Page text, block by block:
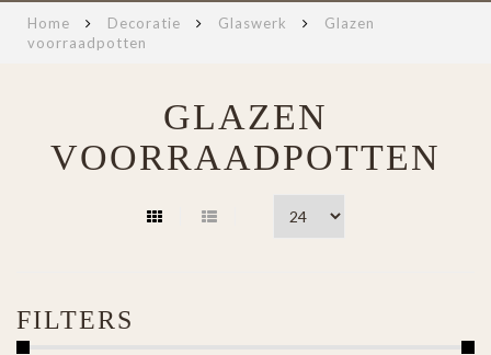
Home Decoratie Glaswerk
Glazen
voorraadpotten
GLAZEN
VOORRAADPOTTEN
FILTERS